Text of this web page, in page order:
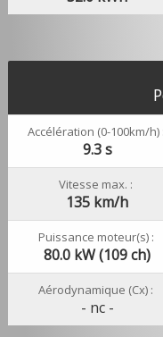
Accélération (0-100km/h) :
9.3 s
Vitesse max. :
135 km/h
Puissance moteur(s) :
80.0 kW (109 ch)
Aérodynamique (Cx) :
- nc -